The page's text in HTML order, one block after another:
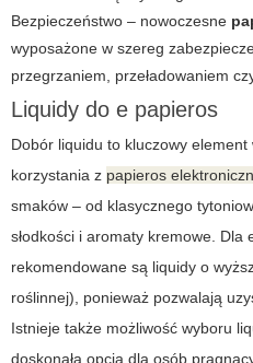
Bezpieczeństwo – nowoczesne
wyposażone w szereg
przegrzaniem, przeładowaniem
Liquidy do e papieros
Dobór liquidu to kluczowy element
korzystania z papieros
smaków – od klasycznego
słodkości i aromaty kremowe. Dla
rekomendowane są liquidy o
roślinnej), ponieważ pozwalają
Istnieje także możliwość wyboru
doskonałą opcją dla osób